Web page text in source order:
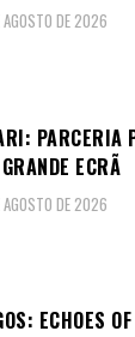
DE 2026
PARCERIA
ECRÃ
DE 2026
ECHOES